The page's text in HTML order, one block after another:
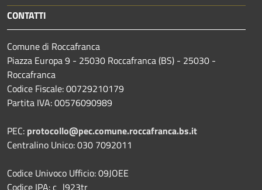
CONTATTI
Comune di Roccafranca
Piazza Europa 9 - 25030 Roccafranca (BS) - 25030 -
Roccafranca
Codice Fiscale: 00729210179
Partita IVA: 00576090989
PEC: protocollo@pec.comune.roccafranca.bs.it
Centralino Unico: 030 7092011
Codice Univoco Ufficio: 09JOEE
Codice IPA: c_l923tr